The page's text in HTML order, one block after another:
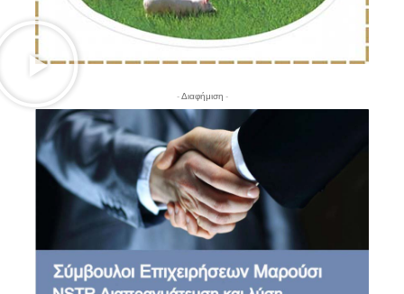
- Διαφήμιση -